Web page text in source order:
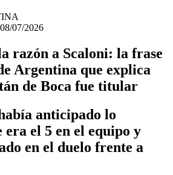
08/07/2026
razón a Scaloni: la frase
Argentina que explica
de Boca fue titular
anticipado lo
el 5 en el equipo y
en el duelo frente a